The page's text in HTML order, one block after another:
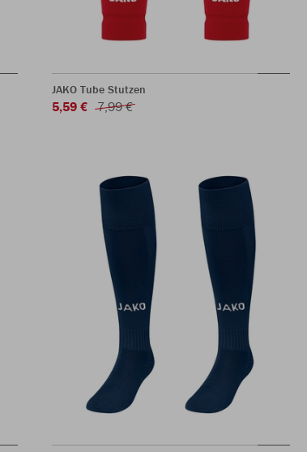
JAKO Tube Stutzen
5,59 € 7,99 €